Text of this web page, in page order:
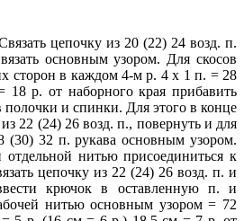
цепочку из 20 (22) 24 возд. п.
основным узором. Для скосов
сторон в каждом 4-м р. 4 х 1 п. = 28
р. от наборного края прибавить
полочки и спинки. Для этого в конце
22 (24) 26 возд. п., повернуть и для
(30) 32 п. рукава основным узором.
отдельной нитью присоединиться к
цепочку из 22 (24) 26 возд. п. и
крючок в оставленную п. и
нитью основным узором = 72